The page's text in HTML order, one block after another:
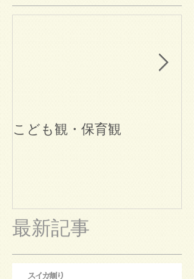
こども観・保育観
最新記事
スイカ割り